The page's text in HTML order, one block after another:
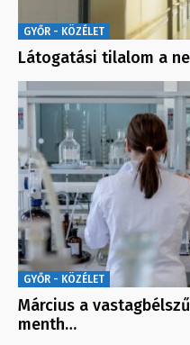
GYŐR - KÖZÉLET
Látogatási tilalom a
GYŐR - KÖZÉLET
Március a
menth…